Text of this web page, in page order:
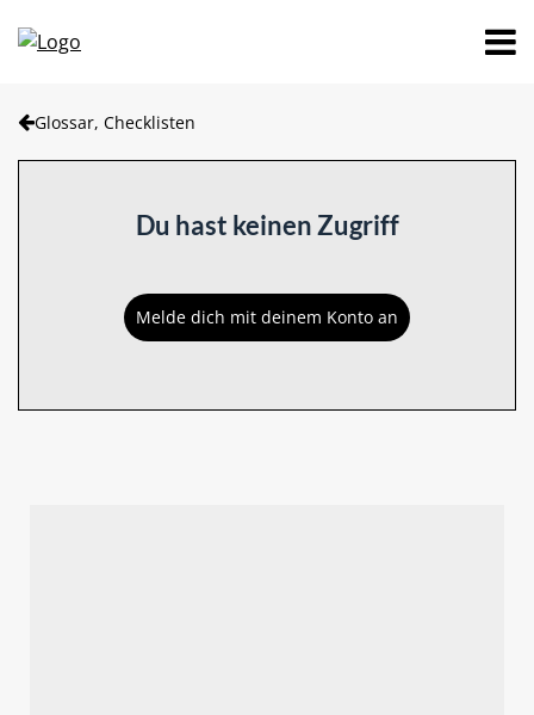
Glossar, Checklisten
Du hast keinen Zugriff
Melde dich mit deinem Konto an